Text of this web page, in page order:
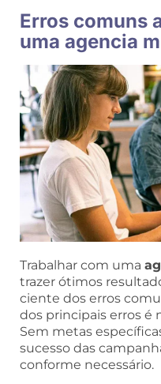
Erros comuns
uma agencia
Trabalhar com uma
trazer ótimos
ciente dos erros
dos principais erros é
Sem metas
sucesso das
conforme necessário.